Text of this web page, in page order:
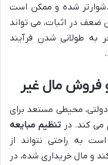
شده و ممکن است
ضعف در اثبات، می تواند
به طولانی شدن فرآیند
فروش مال غیر
محیطی مستعد برای
می کند. درتنظیم مبایعه
به راحتی نتواند از
و مال خریداری شده، در